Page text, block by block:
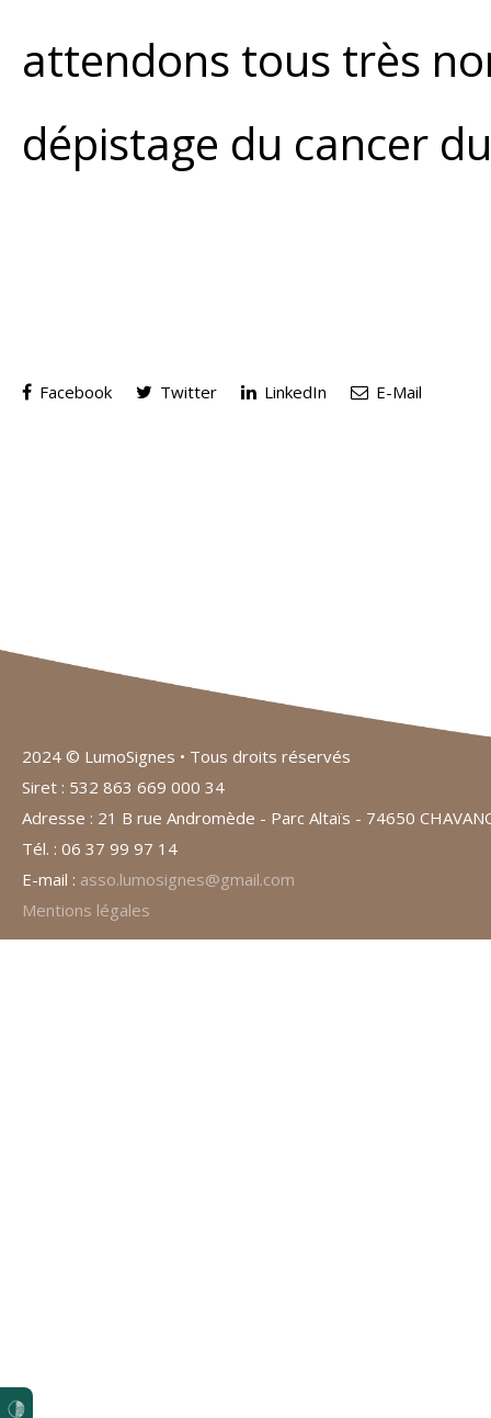
attendons tous très
dépistage du cancer
Facebook Twitter LinkedIn E-Mail
2024 © LumoSignes • Tous droits réservés
Siret : 532 863 669 000 34
Adresse : 21 B rue Andromède - Parc Altaïs - 74650
Tél. : 06 37 99 97 14
E-mail : asso.lumosignes@gmail.com
Mentions légales